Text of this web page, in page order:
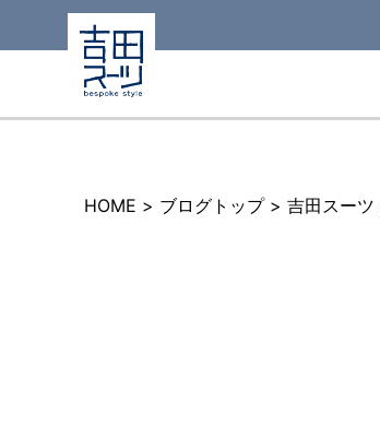
HOME > ブログトップ > 吉田スーツ